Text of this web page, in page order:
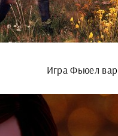
Игра Фьюел вар